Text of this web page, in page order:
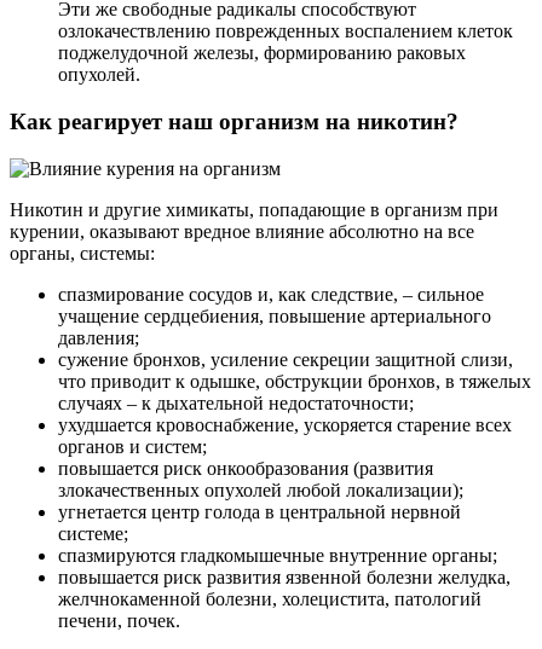
Эти же свободные радикалы способствуют
озлокачествлению поврежденных воспалением клеток
поджелудочной железы, формированию раковых
опухолей.
Как реагирует наш организм на никотин?
Никотин и другие химикаты, попадающие в организм при
курении, оказывают вредное влияние абсолютно на все
органы, системы:
спазмирование сосудов и, как следствие, – сильное
учащение сердцебиения, повышение артериального
давления;
сужение бронхов, усиление секреции защитной слизи,
что приводит к одышке, обструкции бронхов, в тяжелых
случаях – к дыхательной недостаточности;
ухудшается кровоснабжение, ускоряется старение всех
органов и систем;
повышается риск онкообразования (развития
злокачественных опухолей любой локализации);
угнетается центр голода в центральной нервной
системе;
спазмируются гладкомышечные внутренние органы;
повышается риск развития язвенной болезни желудка,
желчнокаменной болезни, холецистита, патологий
печени, почек.